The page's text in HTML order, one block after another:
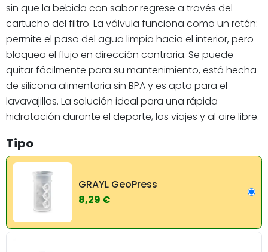
sin que la bebida con sabor regrese a través del
cartucho del filtro. La válvula funciona como un retén:
permite el paso del agua limpia hacia el interior, pero
bloquea el flujo en dirección contraria. Se puede
quitar fácilmente para su mantenimiento, está hecha
de silicona alimentaria sin BPA y es apta para el
lavavajillas. La solución ideal para una rápida
hidratación durante el deporte, los viajes y al aire libre.
Tipo
GRAYL GeoPress
8,29 €